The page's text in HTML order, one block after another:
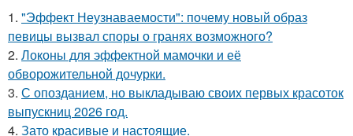
1. "Эффект Неузнаваемости": почему новый образ
певицы вызвал споры о гранях возможного?
2. Локоны для эффектной мамочки и её
обворожительной дочурки.
3. С опозданием, но выкладываю своих первых красоток
выпускниц 2026 год.
4. Зато красивые и настоящие.